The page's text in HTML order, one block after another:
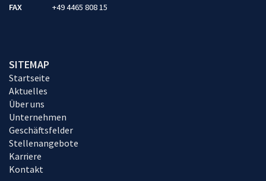
FAX
+49 4465 808 15
SITEMAP
Startseite
Aktuelles
Über uns
Unternehmen
Geschäftsfelder
Stellenangebote
Karriere
Kontakt